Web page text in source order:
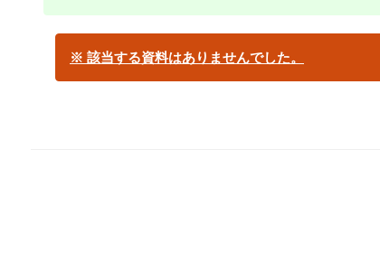
※ 該当する資料はありませんでした。